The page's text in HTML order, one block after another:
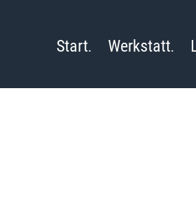
Start Werkstatt